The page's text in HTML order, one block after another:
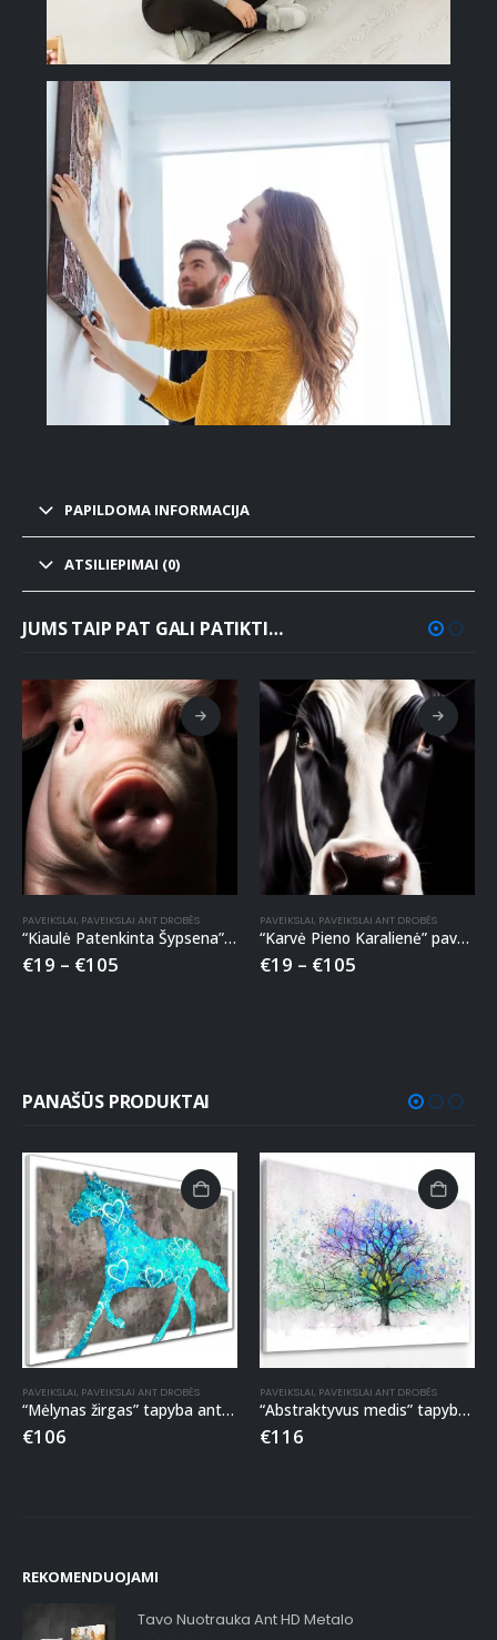
PAPILDOMA INFORMACIJA
ATSILIEPIMAI (0)
JUMS TAIP PAT GALI PATIKTI…
PAVEIKSLAI, PAVEIKSLAI ANT DROBĖS
“Kiaulė Patenkinta Šypsena” paveikslas ant drobės
€19 – €105
PAVEIKSLAI, PAVEIKSLAI ANT DROBĖS
“Karvė Pieno Karalienė” paveikslas ant drobės
€19 – €105
PANAŠŪS PRODUKTAI
PAVEIKSLAI, PAVEIKSLAI ANT DROBĖS
“Mėlynas žirgas” tapyba ant drobės
€106
PAVEIKSLAI, PAVEIKSLAI ANT DROBĖS
“Abstraktyvus medis” tapyba ant drobės
€116
REKOMENDUOJAMI
Tavo Nuotrauka Ant HD Metalo